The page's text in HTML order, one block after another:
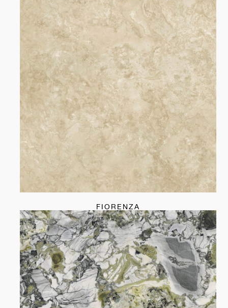
FIORENZA